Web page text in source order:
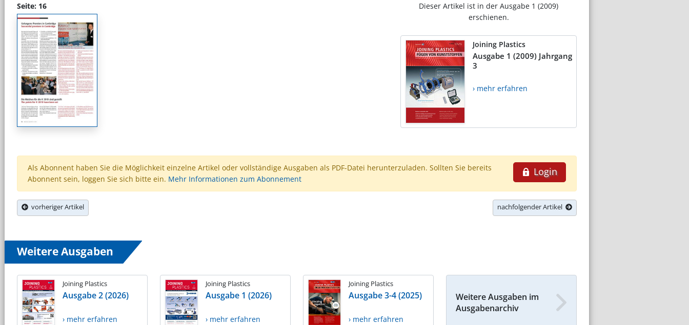
Seite: 16
Dieser Artikel ist in der Ausgabe 1 (2009)
erschienen.
Joining Plastics
Ausgabe 1 (2009) Jahrgang
3
› mehr erfahren
Login
Als Abonnent haben Sie die Möglichkeit einzelne Artikel oder vollständige Ausgaben als PDF-Datei herunterzuladen. Sollten Sie bereits
Abonnent sein, loggen Sie sich bitte ein. Mehr Informationen zum Abonnement
vorheriger Artikel nachfolgender Artikel
Weitere Ausgaben
Joining Plastics
Ausgabe 2 (2026)
› mehr erfahren
Joining Plastics
Ausgabe 1 (2026)
› mehr erfahren
Joining Plastics
Ausgabe 3-4 (2025)
› mehr erfahren
Weitere Ausgaben im
Ausgabenarchiv